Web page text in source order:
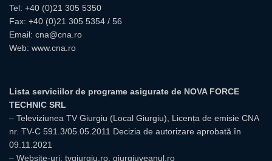
Tel: +40 (0)21 305 5350
Fax: +40 (0)21 305 5354 / 56
Email: cna@cna.ro
Web: www.cna.ro
Lista serviciilor de programe asigurate de NOVA FORCE
TECHNIC SRL
– Televiziunea TV Giurgiu (Local Giurgiu), Licența de emisie CNA
nr. TV-C 591.3/05.05.2011 Decizia de autorizare aprobată în
09.11.2021
– Website-uri: tvgiurgiu.ro, giurgiuveanul.ro